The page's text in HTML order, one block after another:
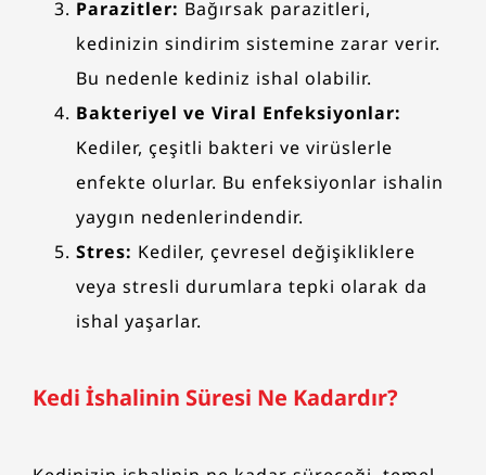
Parazitler: Bağırsak parazitleri,
kedinizin sindirim sistemine zarar verir.
Bu nedenle kediniz ishal olabilir.
Bakteriyel ve Viral Enfeksiyonlar:
Kediler, çeşitli bakteri ve virüslerle
enfekte olurlar. Bu enfeksiyonlar ishalin
yaygın nedenlerindendir.
Stres: Kediler, çevresel değişikliklere
veya stresli durumlara tepki olarak da
ishal yaşarlar.
Kedi İshalinin Süresi Ne Kadardır?